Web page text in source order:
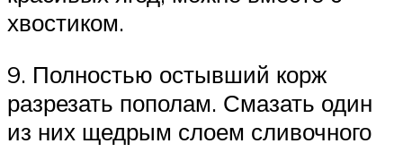
хвостиком.
9. Полностью остывший корж
разрезать пополам. Смазать один
из них щедрым слоем сливочного